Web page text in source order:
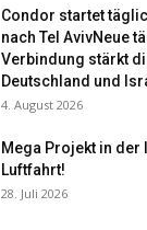
Condor startet
nach Tel AvivNeue
Verbindung stärkt
Deutschland und
4. August 2026
Mega Projekt in
Luftfahrt!
28. Juli 2026